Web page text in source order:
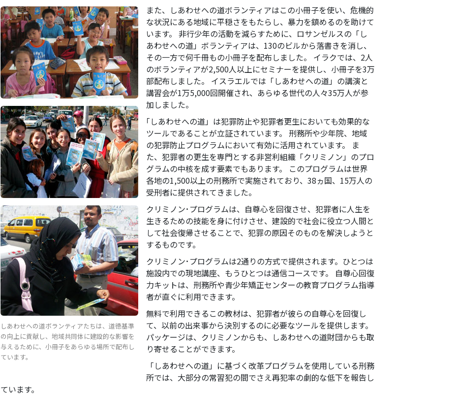
しあわせへの道ボランティアたちは、道徳基準
の向上に貢献し、地域共同体に建設的な影響を
与えるために、小冊子をあらゆる場所で配布し
ています。
また、しあわせへの道ボランティアはこの小冊子を使い、危機的
な状況にある地域に平穏さをもたらし、暴力を鎮めるのを助けて
います。 非行少年の活動を減らすために、ロサンゼルスの「し
あわせへの道」ボランティアは、130のビルから落書きを消し、
その一方で何千冊もの小冊子を配布しました。 イラクでは、2人
のボランティアが2,500人以上にセミナーを提供し、小冊子を3万
部配布しました。 イスラエルでは「しあわせへの道」の講演と
講習会が1万5,000回開催され、あらゆる世代の人々35万人が参
加しました。
｢しあわせへの道」は犯罪防止や犯罪者更生においても効果的な
ツールであることが立証されています。 刑務所や少年院、地域
の犯罪防止プログラムにおいて有効に活用されています。 ま
た、犯罪者の更生を専門とする非営利組織「クリミノン」のプロ
グラムの中核を成す要素でもあります。 このプログラムは世界
各地の1,500以上の刑務所で実施されており、38ヵ国、15万人の
受刑者に提供されてきました。
クリミノン･プログラムは、自尊心を回復させ、犯罪者に人生を
生きるための技能を身に付けさせ、建設的で社会に役立つ人間と
して社会復帰させることで、犯罪の原因そのものを解決しようと
するものです。
クリミノン･プログラムは2通りの方式で提供されます。ひとつは
施設内での現地講座、もうひとつは通信コースです。 自尊心回復
力キットは、刑務所や青少年矯正センターの教育プログラム指導
者が直ぐに利用できます。
無料で利用できるこの教材は、犯罪者が彼らの自尊心を回復し
て、以前の出来事から決別するのに必要なツールを提供します。
パッケージは、クリミノンからも、しあわせへの道財団からも取
り寄せることができます。
「しあわせへの道」に基づく改革プログラムを使用している刑務
所では、大部分の常習犯の間でさえ再犯率の劇的な低下を報告し
ています。